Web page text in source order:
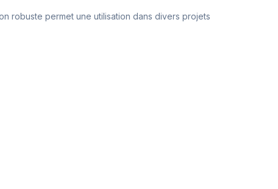
robuste permet une utilisation dans divers projets